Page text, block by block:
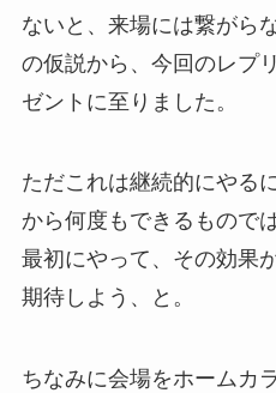
ないと、来場には繋がら
の仮説から、今回のレプ
ゼントに至りました。
ただこれは継続的にやる
から何度もできるもので
最初にやって、その効果
期待しよう、と。
ちなみに会場をホームカ